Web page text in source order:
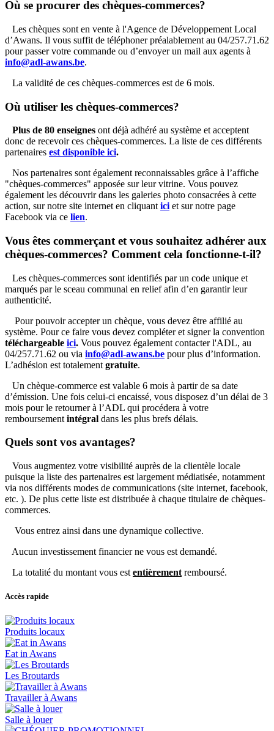
Où se procurer des chèques-commerces?
Les chèques sont en vente à l'Agence de Développement Local
d’Awans. Il vous suffit de téléphoner préalablement au 04/257.71.62
pour passer votre commande ou d’envoyer un mail aux agents à
info@adl-awans.be.
La validité de ces chèques-commerces est de 6 mois.
Où utiliser les chèques-commerces?
Plus de 80 enseignes ont déjà adhéré au système et acceptent
donc de recevoir ces chèques-commerces. La liste de ces différents
partenaires est disponible ici.
Nos partenaires sont également reconnaissables grâce à l’affiche
"chèques-commerces" apposée sur leur vitrine. Vous pouvez
également les découvrir dans les galeries photo consacrées à cette
action, sur notre site internet en cliquant ici et sur notre page
Facebook via ce lien.
Vous êtes commerçant et vous souhaitez adhérer aux
chèques-commerces? Comment cela fonctionne-t-il?
Les chèques-commerces sont identifiés par un code unique et
marqués par le sceau communal en relief afin d’en garantir leur
authenticité.
Pour pouvoir accepter un chèque, vous devez être affilié au
système. Pour ce faire vous devez compléter et signer la convention
téléchargeable ici. Vous pouvez également contacter l'ADL, au
04/257.71.62 ou via info@adl-awans.be pour plus d’information.
L’adhésion est totalement gratuite.
Un chèque-commerce est valable 6 mois à partir de sa date
d’émission. Une fois celui-ci encaissé, vous disposez d’un délai de 3
mois pour le retourner à l’ADL qui procédera à votre
remboursement intégral dans les plus brefs délais.
Quels sont vos avantages?
Vous augmentez votre visibilité auprès de la clientèle locale
puisque la liste des partenaires est largement médiatisée, notamment
via nos différents modes de communications (site internet, facebook,
etc. ). De plus cette liste est distribuée à chaque titulaire de chèques-
commerces.
Vous entrez ainsi dans une dynamique collective.
Aucun investissement financier ne vous est demandé.
La totalité du montant vous est entièrement remboursé.
Accès rapide
Produits locaux
Eat in Awans
Les Broutards
Travailler à Awans
Salle à louer